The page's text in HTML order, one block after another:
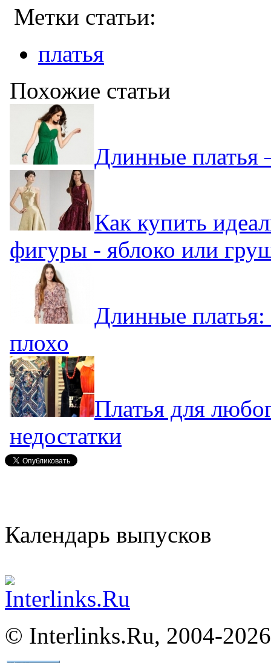
Метки статьи:
платья
Похожие статьи
Длинные платья
Как купить
фигуры - яблоко или
Длинные платья:
плохо
Платья для
недостатки
Календарь выпусков
© Interlinks.Ru, 2004-2026